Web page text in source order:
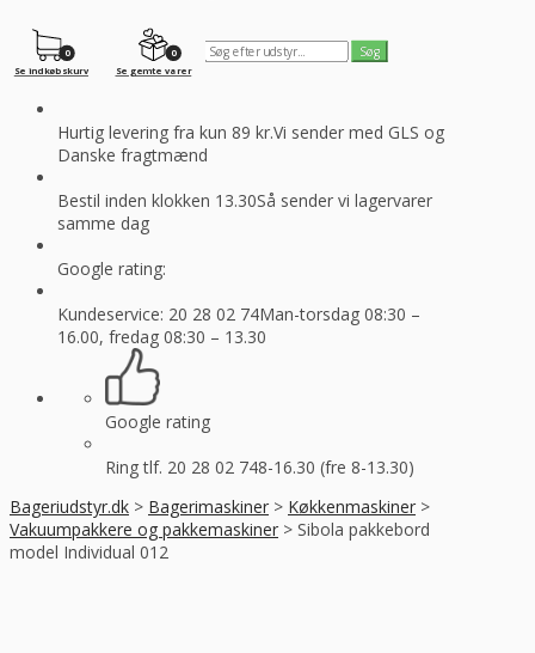
0
Se gemte varer
0
Se indkøbskurv
Hurtig levering fra kun 89 kr.Vi sender med GLS og
Danske fragtmænd
Bestil inden klokken 13.30Så sender vi lagervarer
samme dag
Google rating:
Kundeservice: 20 28 02 74Man-torsdag 08:30 –
16.00, fredag 08:30 – 13.30
Google rating
Ring tlf. 20 28 02 748-16.30 (fre 8-13.30)
Bageriudstyr.dk > Bagerimaskiner > Køkkenmaskiner >
Vakuumpakkere og pakkemaskiner > Sibola pakkebord
model Individual 012